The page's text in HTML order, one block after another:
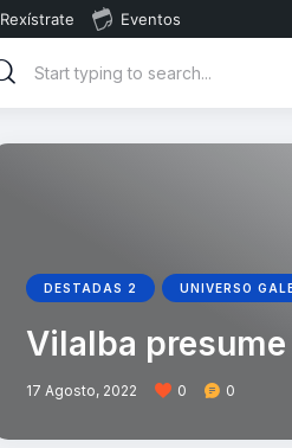
Rexístrate Eventos
DESTADAS 2 UNIVERSO
Vilalba
17 Agosto, 2022 0 0